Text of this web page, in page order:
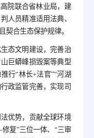
院联合省林业局，建
人员精准适用法典、
契合生态保护规律。
态文明建设，完善治
巨蟒峰损毁案等典型
行“林长+法官”“河湖
政监管完善，实现司
优势，贡献全球环境
复”三位一体、“三审